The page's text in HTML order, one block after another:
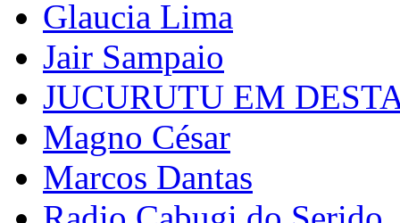
Glaucia Lima
Jair Sampaio
JUCURUTU EM
Magno César
Marcos Dantas